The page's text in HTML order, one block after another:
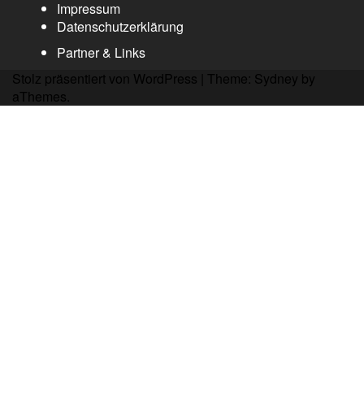
Impressum
Datenschutzerklärung
Partner & Links
Stolz präsentiert von WordPress
Theme: Sydney by
aThemes.